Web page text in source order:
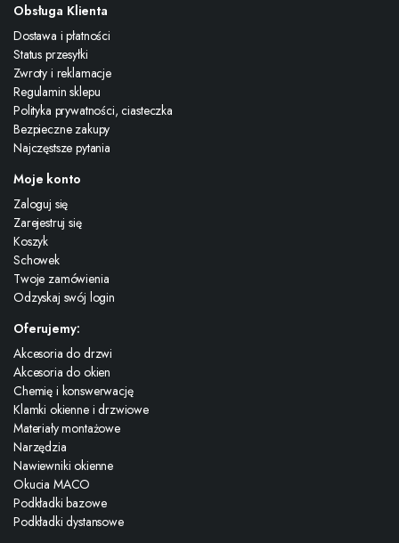
Obsługa Klienta
Dostawa i płatności
Status przesyłki
Zwroty i reklamacje
Regulamin sklepu
Polityka prywatności, ciasteczka
Bezpieczne zakupy
Najczęstsze pytania
Moje konto
Zaloguj się
Zarejestruj się
Koszyk
Schowek
Twoje zamówienia
Odzyskaj swój login
Oferujemy:
Akcesoria do drzwi
Akcesoria do okien
Chemię i konswerwację
Klamki okienne i drzwiowe
Materiały montażowe
Narzędzia
Nawiewniki okienne
Okucia MACO
Podkładki bazowe
Podkładki dystansowe